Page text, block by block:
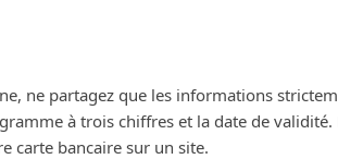
ne partagez que les informations
à trois chiffres et la date de validité.
carte bancaire sur un site.